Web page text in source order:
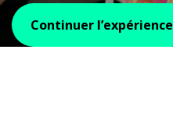
Continuer l’expérience